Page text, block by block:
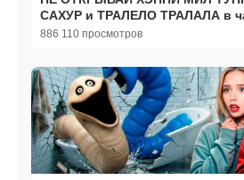
САХУР и ТРАЛЕЛО ТРАЛАЛА в
886 110 просмотров